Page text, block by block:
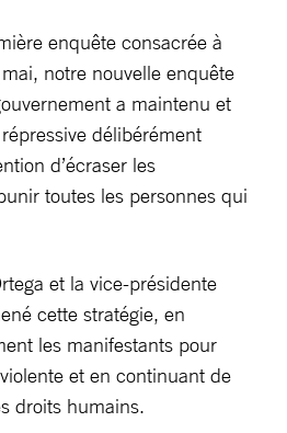
enquête consacrée à
notre nouvelle enquête
a maintenu et
délibérément
d’écraser les
toutes les personnes qui
et la vice-présidente
cette stratégie, en
les manifestants pour
et en continuant de
droits humains.